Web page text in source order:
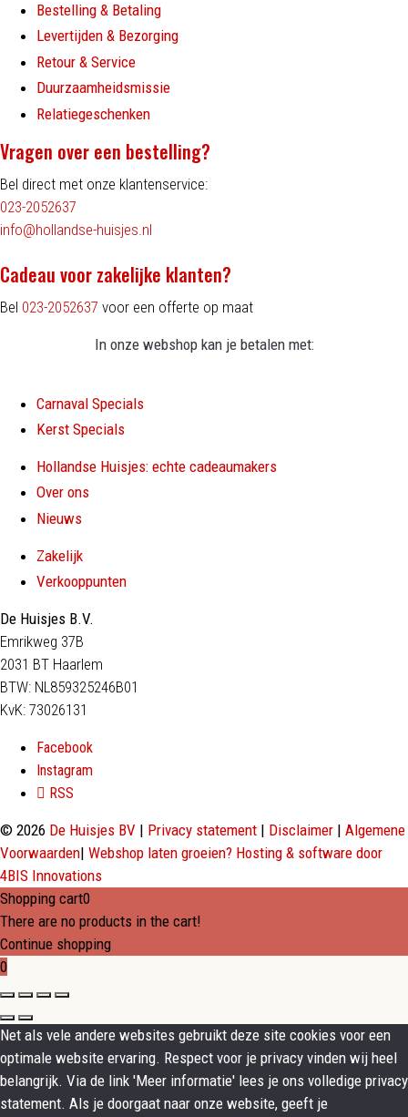
Bestelling & Betaling
Levertijden & Bezorging
Retour & Service
Duurzaamheidsmissie
Relatiegeschenken
Vragen over een bestelling?
Bel direct met onze klantenservice:
023-2052637
info@hollandse-huisjes.nl
Cadeau voor zakelijke klanten?
Bel 023-2052637 voor een offerte op maat
In onze webshop kan je betalen met:
Carnaval Specials
Kerst Specials
Hollandse Huisjes: echte cadeaumakers
Over ons
Nieuws
Zakelijk
Verkooppunten
De Huisjes B.V.
Emrikweg 37B
2031 BT Haarlem
BTW: NL859325246B01
KvK: 73026131
Facebook
Instagram
RSS
© 2026 De Huisjes BV | Privacy statement | Disclaimer | Algemene
Voorwaarden| Webshop laten groeien? Hosting & software door
4BIS Innovations
Shopping cart0
There are no products in the cart!
Continue shopping
0
Net als vele andere websites gebruikt deze site cookies voor een
optimale website ervaring. Respect voor je privacy vinden wij heel
belangrijk. Via de link 'Meer informatie' lees je ons volledige privacy
statement. Als je doorgaat naar onze website, geeft je